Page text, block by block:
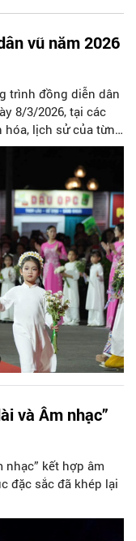
vũ năm 2026
trình đồng diễn dân
8/3/2026, tại các
lịch sử của từng
và Âm nhạc”
nhạc” kết hợp âm
đặc sắc đã khép lại